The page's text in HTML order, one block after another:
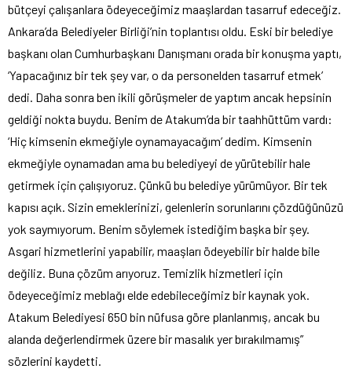
bütçeyi çalışanlara ödeyeceğimiz maaşlardan tasarruf edeceğiz.
Ankara’da Belediyeler Birliği’nin toplantısı oldu. Eski bir belediye
başkanı olan Cumhurbaşkanı Danışmanı orada bir konuşma yaptı,
‘Yapacağınız bir tek şey var, o da personelden tasarruf etmek’
dedi. Daha sonra ben ikili görüşmeler de yaptım ancak hepsinin
geldiği nokta buydu. Benim de Atakum’da bir taahhüttüm vardı:
‘Hiç kimsenin ekmeğiyle oynamayacağım’ dedim. Kimsenin
ekmeğiyle oynamadan ama bu belediyeyi de yürütebilir hale
getirmek için çalışıyoruz. Çünkü bu belediye yürümüyor. Bir tek
kapısı açık. Sizin emeklerinizi, gelenlerin sorunlarını çözdüğünüzü
yok saymıyorum. Benim söylemek istediğim başka bir şey.
Asgari hizmetlerini yapabilir, maaşları ödeyebilir bir halde bile
değiliz. Buna çözüm arıyoruz. Temizlik hizmetleri için
ödeyeceğimiz meblağı elde edebileceğimiz bir kaynak yok.
Atakum Belediyesi 650 bin nüfusa göre planlanmış, ancak bu
alanda değerlendirmek üzere bir masalık yer bırakılmamış”
sözlerini kaydetti.